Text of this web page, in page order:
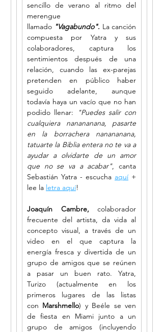
sencillo de verano al ritmo del
merengue
llamado "Vagabundo". La canción
compuesta por Yatra y sus
colaboradores, captura los
sentimientos después de una
relación, cuando las ex-parejas
pretenden en público haber
seguido adelante, aunque
todavía haya un vacío que no han
podido llenar:
"Puedes salir con
cualquiera nanananana, pasarte
en la borrachera nanananana,
tatuarte la Biblia entera no te va a
ayudar a olvidarte de un amor
que no se va a acabar", canta
Sebastián Yatra - escucha aquí +
lee la letra aquí!
Joaquín Cambre, colaborador
frecuente del artista, da vida al
concepto visual, a través de un
video en el que captura la
energía fresca y divertida de un
grupo de amigos que se reúnen
a pasar un buen rato. Yatra,
Turizo (actualmente en los
primeros lugares de las listas
con Marshmello) y Beéle se ven
de fiesta en Miami junto a un
grupo de amigos (incluyendo